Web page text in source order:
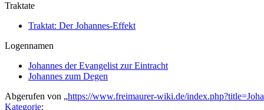
Traktate
Traktat: Der Johannes-Effekt
Logennamen
Johannes der Evangelist zur Eintracht
Johannes zum Degen
Abgerufen von „https://www.freimaurer-wiki.de/
Kategorie: